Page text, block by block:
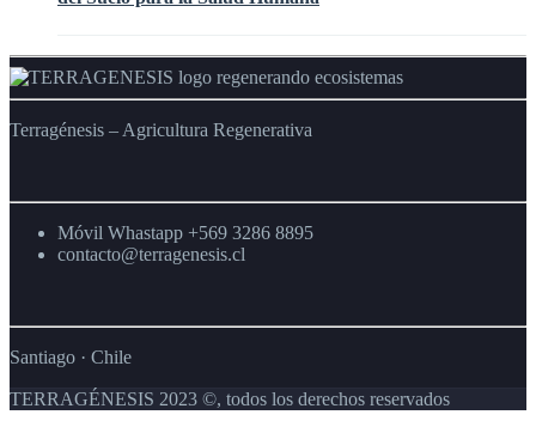
desde
del
Suelo
la
Enfocando
la
Salud
Suelo
Salud
Humana
Terragénesis – Agricultura Regenerativa
Móvil Whastapp +569 3286 8895
contacto@terragenesis.cl
Santiago · Chile
TERRAGÉNESIS 2023 ©, todos los derechos reservados